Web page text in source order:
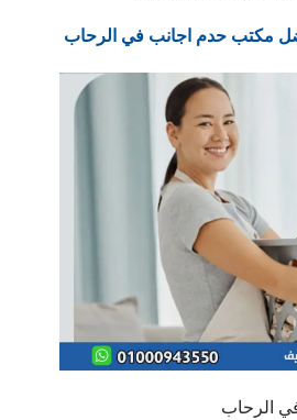
مكتب حدم اجانب في الرحاب
الرحاب